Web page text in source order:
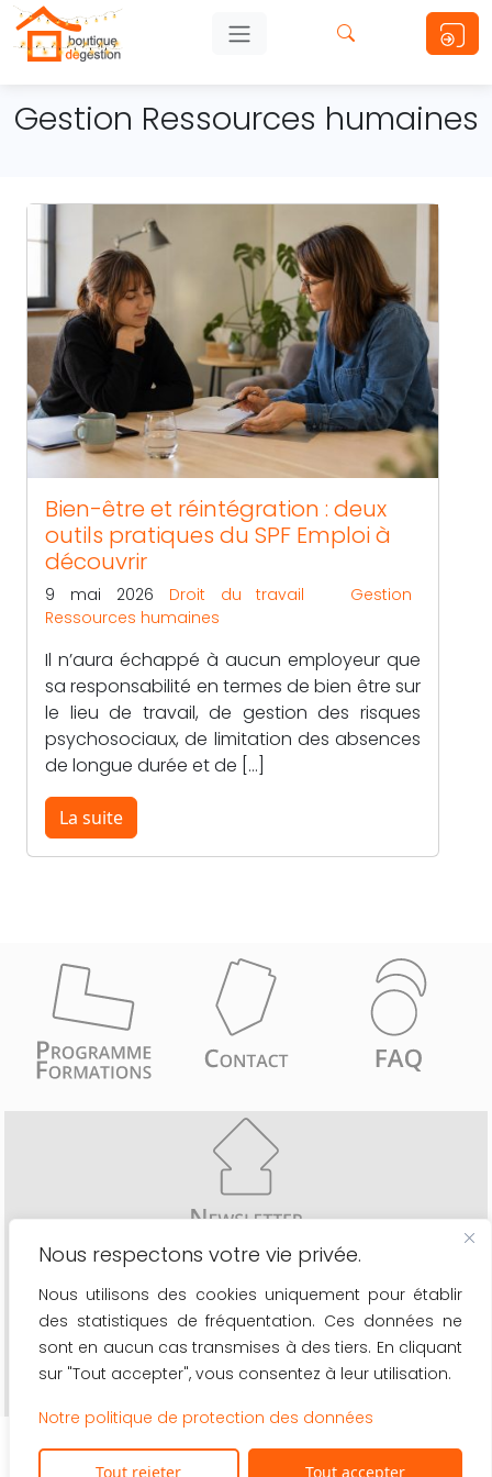
Nous respectons votre vie privée.
Nous utilisons des cookies uniquement pour établir
des statistiques de fréquentation. Ces données ne
sont en aucun cas transmises à des tiers. En cliquant
sur "Tout accepter", vous consentez à leur utilisation.
Notre politique de protection des données
Tout rejeter Tout accepter
Gestion Ressources humaines
Bien-être et réintégration : deux
outils pratiques du SPF Emploi à
découvrir
9 mai 2026 Droit du travail
Gestion
Ressources humaines
Il n’aura échappé à aucun employeur que
sa responsabilité en termes de bien être sur
le lieu de travail, de gestion des risques
psychosociaux, de limitation des absences
de longue durée et de […]
La suite
Recevez comme les 6776 inscrits une fois par mois
- les actualités du secteur
- le calendrier de nos formations
- les nouveaux outils à votre disposition
OK
©2026 La Boutique de Gestion asbl ·
Protection des données